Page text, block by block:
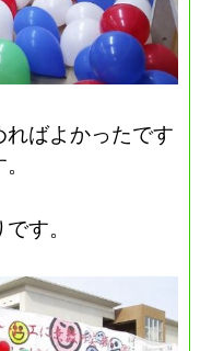
ばよかったです
す。